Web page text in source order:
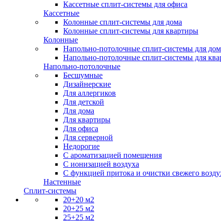
Кассетные сплит-системы для офиса
Кассетные
Колонные сплит-системы для дома
Колонные сплит-системы для квартиры
Колонные
Напольно-потолочные сплит-системы для
Напольно-потолочные сплит-системы для
Напольно-потолочные
Бесшумные
Дизайнерские
Для аллергиков
Для детской
Для дома
Для квартиры
Для офиса
Для серверной
Недорогие
С ароматизацией помещения
С ионизацией воздуха
С функцией притока и очистки свежего
Настенные
Сплит-системы
20+20 м2
20+25 м2
25+25 м2